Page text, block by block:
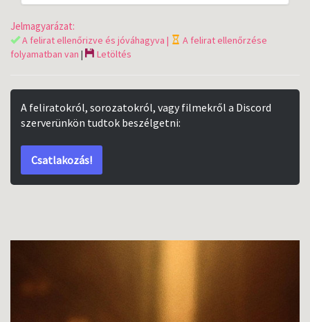
Jelmagyarázat:
A felirat ellenőrizve és jóváhagyva |
A felirat ellenőrzése
folyamatban van | Letöltés
A feliratokról, sorozatokról, vagy filmekről a Discord
szerverünkön tudtok beszélgetni:
Csatlakozás!